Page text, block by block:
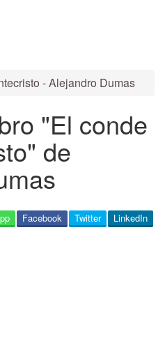
- Alejandro Dumas
"El conde
de
LinkedIn
Twitter
Facebook